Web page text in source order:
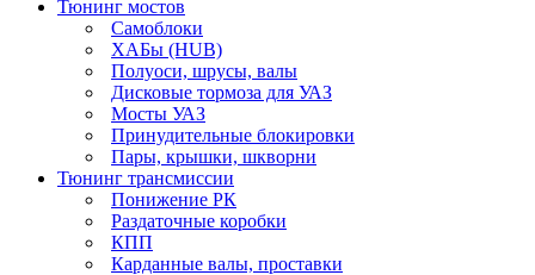
Тюнинг мостов
Самоблоки
ХАБы (HUB)
Полуоси, шрусы, валы
Дисковые тормоза для УАЗ
Мосты УАЗ
Принудительные блокировки
Пары, крышки, шкворни
Тюнинг трансмиссии
Понижение РК
Раздаточные коробки
КПП
Карданные валы, проставки